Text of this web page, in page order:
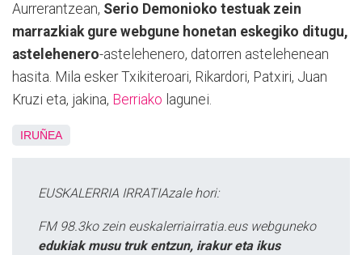
Aurrerantzean, Serio Demonioko testuak zein
marrazkiak gure webgune honetan eskegiko ditugu,
astelehenero-astelehenero, datorren astelehenean
hasita. Mila esker Txikiteroari, Rikardori, Patxiri, Juan
Kruzi eta, jakina, Berriako lagunei.
IRUÑEA
EUSKALERRIA IRRATIAzale hori:
FM 98.3ko zein euskalerriairratia.eus webguneko
edukiak musu truk entzun, irakur eta ikus